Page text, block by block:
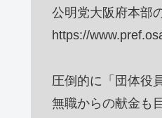
公明党大阪府本部
https://
圧倒的に「団体役
無職からの献金も